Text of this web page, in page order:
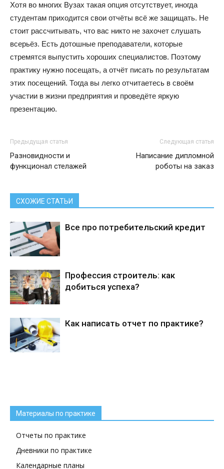
Хотя во многих Вузах такая опция отсутствует, иногда
студентам приходится свои отчёты всё же защищать. Не
стоит рассчитывать, что вас никто не захочет слушать
всерьёз. Есть дотошные преподаватели, которые
стремятся выпустить хороших специалистов. Поэтому
практику нужно посещать, а отчёт писать по результатам
этих посещений. Тогда вы легко отчитаетесь в своём
участии в жизни предприятия и проведёте яркую
презентацию.
Предыдущая статья
Разновидности и
функционал стелажей
Следующая статья
Написание дипломной
роботы на заказ
СХОЖИЕ СТАТЬИ
Все про потребительский кредит
Профессия строитель: как
добиться успеха?
Как написать отчет по практике?
Материалы по практике
Отчеты по практике
Дневники по практике
Календарные планы